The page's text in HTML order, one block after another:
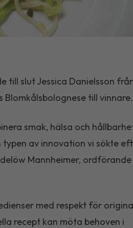
till slut Jessica Danielsson
Blomkålsbolognese till vinnare.
smak, hälsa och
av innovation vi sökte
Mannheimer, ordförande
med respekt för
recept kan möta behoven i